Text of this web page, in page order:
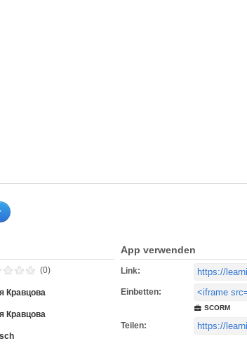
(0)
Кравцова
Кравцова
App verwenden
Link:
Einbetten:
SCORM
Teilen: